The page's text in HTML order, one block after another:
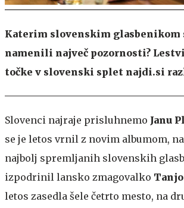
Katerim slovenskim glasbenikom
namenili največ pozornosti?
točke v slovenski splet najdi.si
Slovenci najraje prisluhnemo Janu
se je letos vrnil z novim albumom,
najbolj spremljanih slovenskih
izpodrinil lansko zmagovalko
letos zasedla šele četrto mesto, na